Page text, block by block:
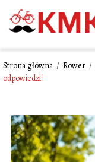
Strona główna / Rower /
odpowiedzi!